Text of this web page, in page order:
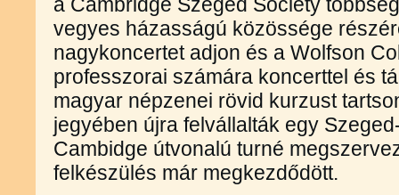
vegyes házasságú közössége
nagykoncertet adjon és a Wolfson
professzorai számára koncerttel és
magyar népzenei rövid kurzust
jegyében újra felvállalták egy
Cambidge útvonalú turné
felkészülés már megkezdődött.